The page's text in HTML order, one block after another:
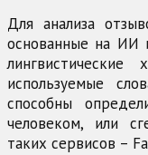
Для анализа
основанные на ИИ
лингвистические
используемые
способны
человеком, или
таких сервисов –